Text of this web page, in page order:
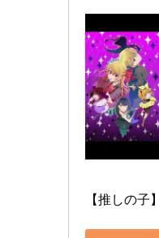
【推しの子】